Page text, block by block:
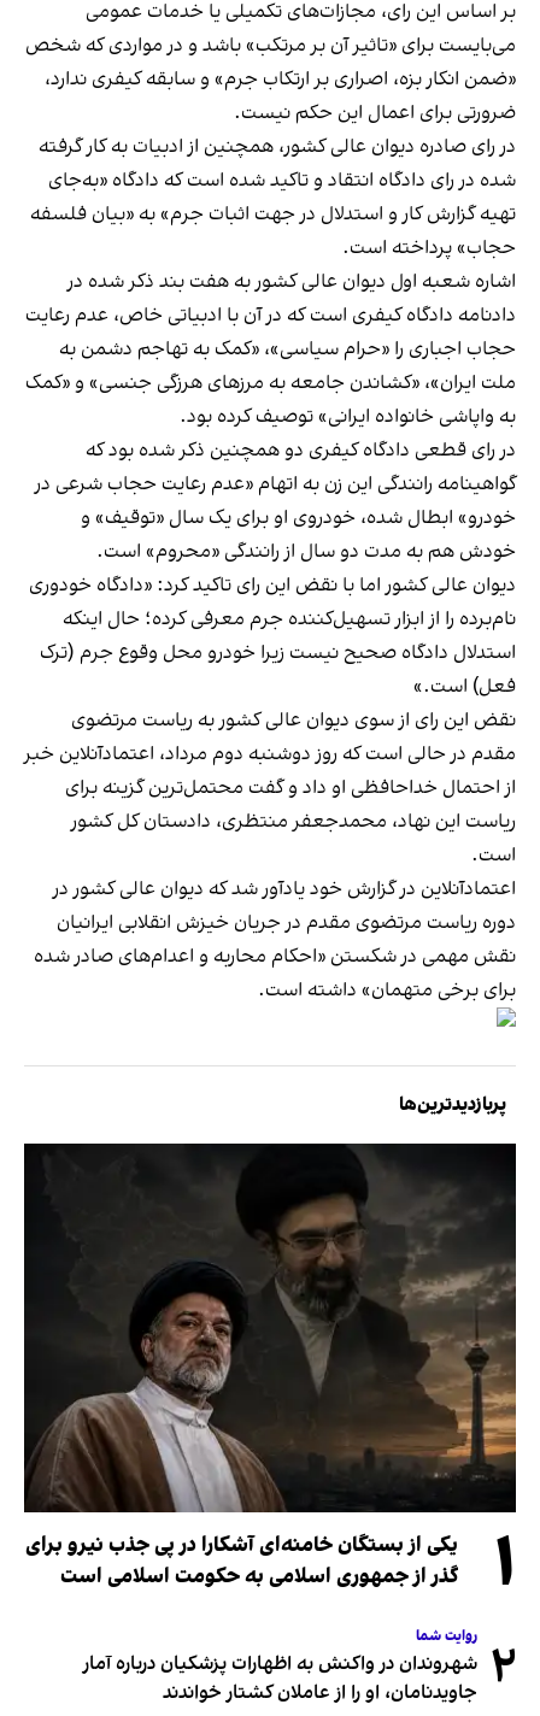
بر اساس این رای، مجازات‌های تکمیلی یا خدمات عمومی
می‌بایست برای «تاثیر آن بر مرتکب» باشد و در مواردی که شخص
«ضمن انکار بزه، اصراری بر ارتکاب جرم» و سابقه کیفری ندارد،
ضرورتی برای اعمال این حکم نیست.
در رای صادره دیوان عالی کشور، همچنین از ادبیات به کار گرفته
شده در رای دادگاه انتقاد و تاکید شده است که دادگاه «به‌جای
تهیه گزارش کار و استدلال در جهت اثبات جرم» به «بیان فلسفه
حجاب» پرداخته است.
اشاره شعبه اول دیوان عالی کشور به هفت بند ذکر شده در
دادنامه دادگاه کیفری است که در آن با ادبیاتی خاص، عدم رعایت
حجاب اجباری را «حرام سیاسی»، «کمک به تهاجم دشمن به
ملت ایران»، «کشاندن جامعه به مرزهای هرزگی جنسی» و «کمک
به واپاشی خانواده ایرانی» توصیف کرده بود.
در رای قطعی دادگاه کیفری دو همچنین ذکر شده بود که
گواهینامه رانندگی این زن به اتهام «عدم رعایت حجاب شرعی در
خودرو» ابطال شده، خودروی او برای یک سال «توقیف» و
خودش هم به مدت دو سال از رانندگی «محروم» است.
دیوان عالی کشور اما با نقض این رای تاکید کرد: «دادگاه خودوری
نام‌برده را از ابزار تسهیل‌کننده جرم معرفی کرده؛ حال اینکه
استدلال دادگاه صحیح نیست زیرا خودرو محل وقوع جرم (ترک
فعل) است.»
نقض این رای از سوی دیوان عالی کشور به ریاست مرتضوی
مقدم در حالی است که روز دوشنبه دوم مرداد، اعتمادآنلاین خبر
از احتمال خداحافظی او داد و گفت محتمل‌ترین گزینه برای
ریاست این نهاد، محمدجعفر منتظری، دادستان کل کشور
است.
اعتمادآنلاین در گزارش خود یادآور شد که دیوان عالی کشور در
دوره ریاست مرتضوی مقدم در جریان خیزش انقلابی ایرانیان
نقش مهمی در شکستن «احکام محاربه و اعدام‌های صادر شده
برای برخی متهمان» داشته است.
پربازدیدترین‌ها
۱
یکی از بستگان خامنه‌ای آشکارا در پی جذب نیرو برای
گذر از جمهوری اسلامی به حکومت اسلامی است
۲ روایت شما
شهروندان در واکنش به اظهارات پزشکیان درباره آمار
جاویدنامان، او را از عاملان کشتار خواندند